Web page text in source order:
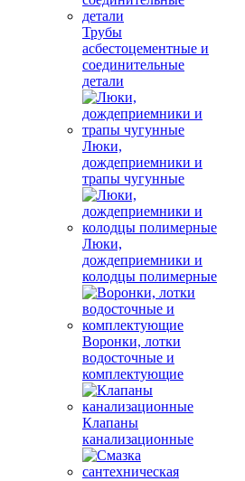
Трубы
асбестоцементные и
соединительные
детали
Люки,
дождеприемники и
трапы чугунные
Люки,
дождеприемники и
колодцы полимерные
Воронки, лотки
водосточные и
комплектующие
Клапаны
канализационные